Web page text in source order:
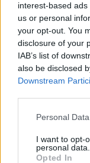
interest-based
us or personal
your opt-out. You
disclosure of your
IAB’s list of
also be disclosed
Downstream
Please note that
not limited to your
grant or deny
Personal
I want to opt-
personal data.
Opted In